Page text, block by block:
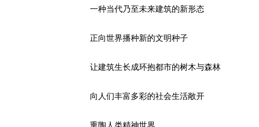
一种当代乃至未来建筑的新形态
正向世界播种新的文明种子
让建筑生长成环抱都市的树木与森林
向人们丰富多彩的社会生活敞开
熏陶人类精神世界